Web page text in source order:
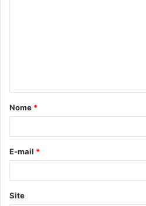
á
r
*
Nome *
E-mail *
Site